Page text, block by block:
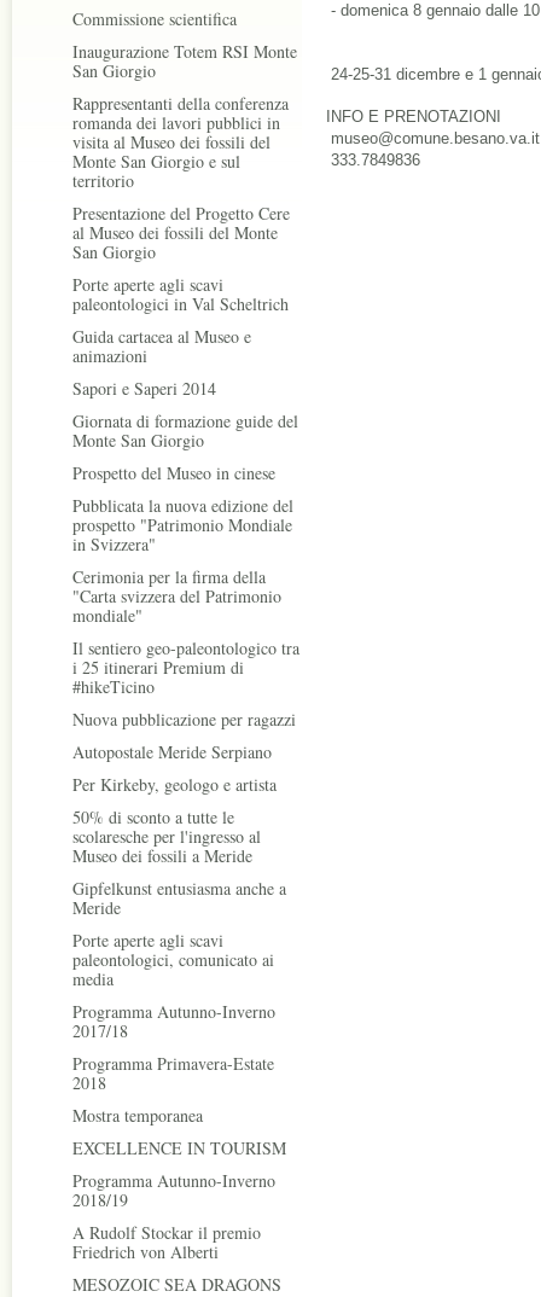
Commissione scientifica
Inaugurazione Totem RSI Monte
San Giorgio
Rappresentanti della conferenza
romanda dei lavori pubblici in
visita al Museo dei fossili del
Monte San Giorgio e sul
territorio
Presentazione del Progetto Cere
al Museo dei fossili del Monte
San Giorgio
Porte aperte agli scavi
paleontologici in Val Scheltrich
Guida cartacea al Museo e
animazioni
Sapori e Saperi 2014
Giornata di formazione guide del
Monte San Giorgio
Prospetto del Museo in cinese
Pubblicata la nuova edizione del
prospetto "Patrimonio Mondiale
in Svizzera"
Cerimonia per la firma della
"Carta svizzera del Patrimonio
mondiale"
Il sentiero geo-paleontologico tra
i 25 itinerari Premium di
#hikeTicino
Nuova pubblicazione per ragazzi
Autopostale Meride Serpiano
Per Kirkeby, geologo e artista
50% di sconto a tutte le
scolaresche per l'ingresso al
Museo dei fossili a Meride
Gipfelkunst entusiasma anche a
Meride
Porte aperte agli scavi
paleontologici, comunicato ai
media
Programma Autunno-Inverno
2017/18
Programma Primavera-Estate
2018
Mostra temporanea
EXCELLENCE IN TOURISM
Programma Autunno-Inverno
2018/19
A Rudolf Stockar il premio
Friedrich von Alberti
MESOZOIC SEA DRAGONS
- domenica 8 gennaio dalle
24-25-31 dicembre e 1
INFO E PRENOTAZIONI
333.7849836